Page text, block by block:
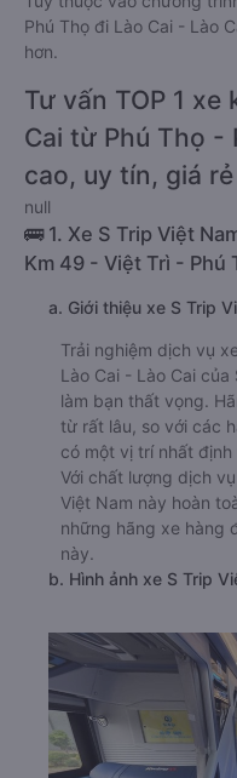
Phú Thọ đi Lào Cai - Lào
hơn.
Tư vấn TOP 1
Cai từ Phú Thọ -
cao, uy tín, giá
null
🚌 1. Xe S Trip Việt
Km 49 - Việt Trì - Phú
a. Giới thiệu xe S Trip
Trải nghiệm dịch vụ
Lào Cai - Lào Cai
làm bạn thất vọng.
từ rất lâu, so với các
có một vị trí nhất
Với chất lượng dịch
Việt Nam này hoàn
những hãng xe hàng
này.
b. Hình ảnh xe S Trip